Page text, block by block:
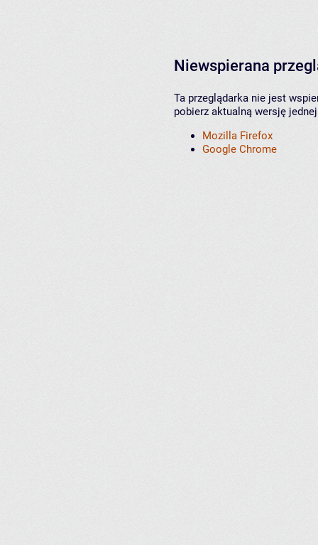
Niewspierana
Ta przeglądarka nie jest
pobierz aktualną wersję
Mozilla Firefox
Google Chrome